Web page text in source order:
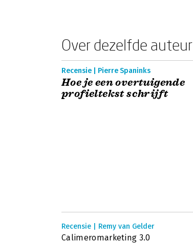
Over dezelfde auteur
Recensie | Pierre Spaninks
Hoe je een overtuigende
profieltekst schrijft
Recensie | Remy van Gelder
Calimeromarketing 3.0